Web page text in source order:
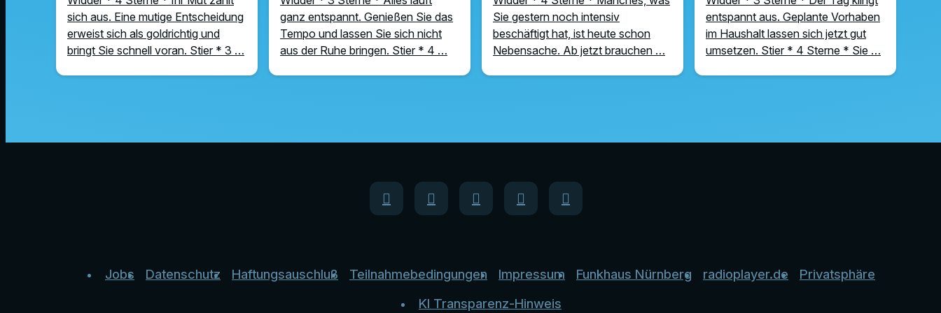
sich aus. Eine mutige Entscheidung
erweist sich als goldrichtig und
bringt Sie schnell voran. Stier * 3 …
ganz entspannt. Genießen Sie das
Tempo und lassen Sie sich nicht
aus der Ruhe bringen. Stier * 4 …
Sie gestern noch intensiv
beschäftigt hat, ist heute schon
Nebensache. Ab jetzt brauchen …
entspannt aus. Geplante Vorhaben
im Haushalt lassen sich jetzt gut
umsetzen. Stier * 4 Sterne * Sie …
Jobs Datenschutz Haftungsauschluß Teilnahmebedingungen Impressum Funkhaus Nürnberg radioplayer.de
Privatsphäre
KI Transparenz-Hinweis